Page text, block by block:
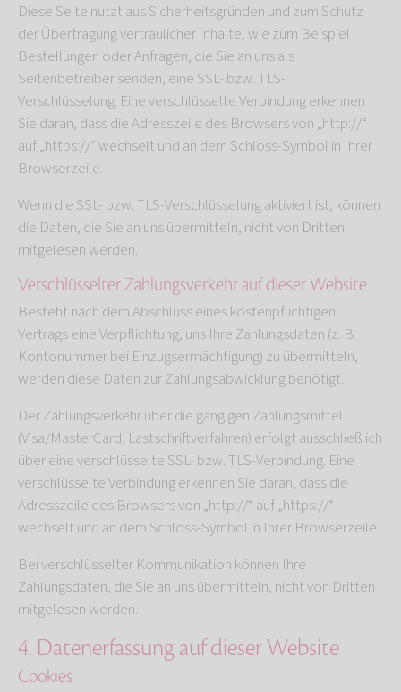
Diese Seite nutzt aus Sicherheitsgründen und zum Schutz
der Übertragung vertraulicher Inhalte, wie zum Beispiel
Bestellungen oder Anfragen, die Sie an uns als
Seitenbetreiber senden, eine SSL- bzw. TLS-
Verschlüsselung. Eine verschlüsselte Verbindung erkennen
Sie daran, dass die Adresszeile des Browsers von „http://“
auf „https://“ wechselt und an dem Schloss-Symbol in Ihrer
Browserzeile.
Wenn die SSL- bzw. TLS-Verschlüsselung aktiviert ist, können
die Daten, die Sie an uns übermitteln, nicht von Dritten
mitgelesen werden.
Verschlüsselter Zahlungsverkehr auf dieser Website
Besteht nach dem Abschluss eines kostenpflichtigen
Vertrags eine Verpflichtung, uns Ihre Zahlungsdaten (z. B.
Kontonummer bei Einzugsermächtigung) zu übermitteln,
werden diese Daten zur Zahlungsabwicklung benötigt.
Der Zahlungsverkehr über die gängigen Zahlungsmittel
(Visa/MasterCard, Lastschriftverfahren) erfolgt ausschließlich
über eine verschlüsselte SSL- bzw. TLS-Verbindung. Eine
verschlüsselte Verbindung erkennen Sie daran, dass die
Adresszeile des Browsers von „http://“ auf „https://“
wechselt und an dem Schloss-Symbol in Ihrer Browserzeile.
Bei verschlüsselter Kommunikation können Ihre
Zahlungsdaten, die Sie an uns übermitteln, nicht von Dritten
mitgelesen werden.
4. Datenerfassung auf dieser Website
Cookies